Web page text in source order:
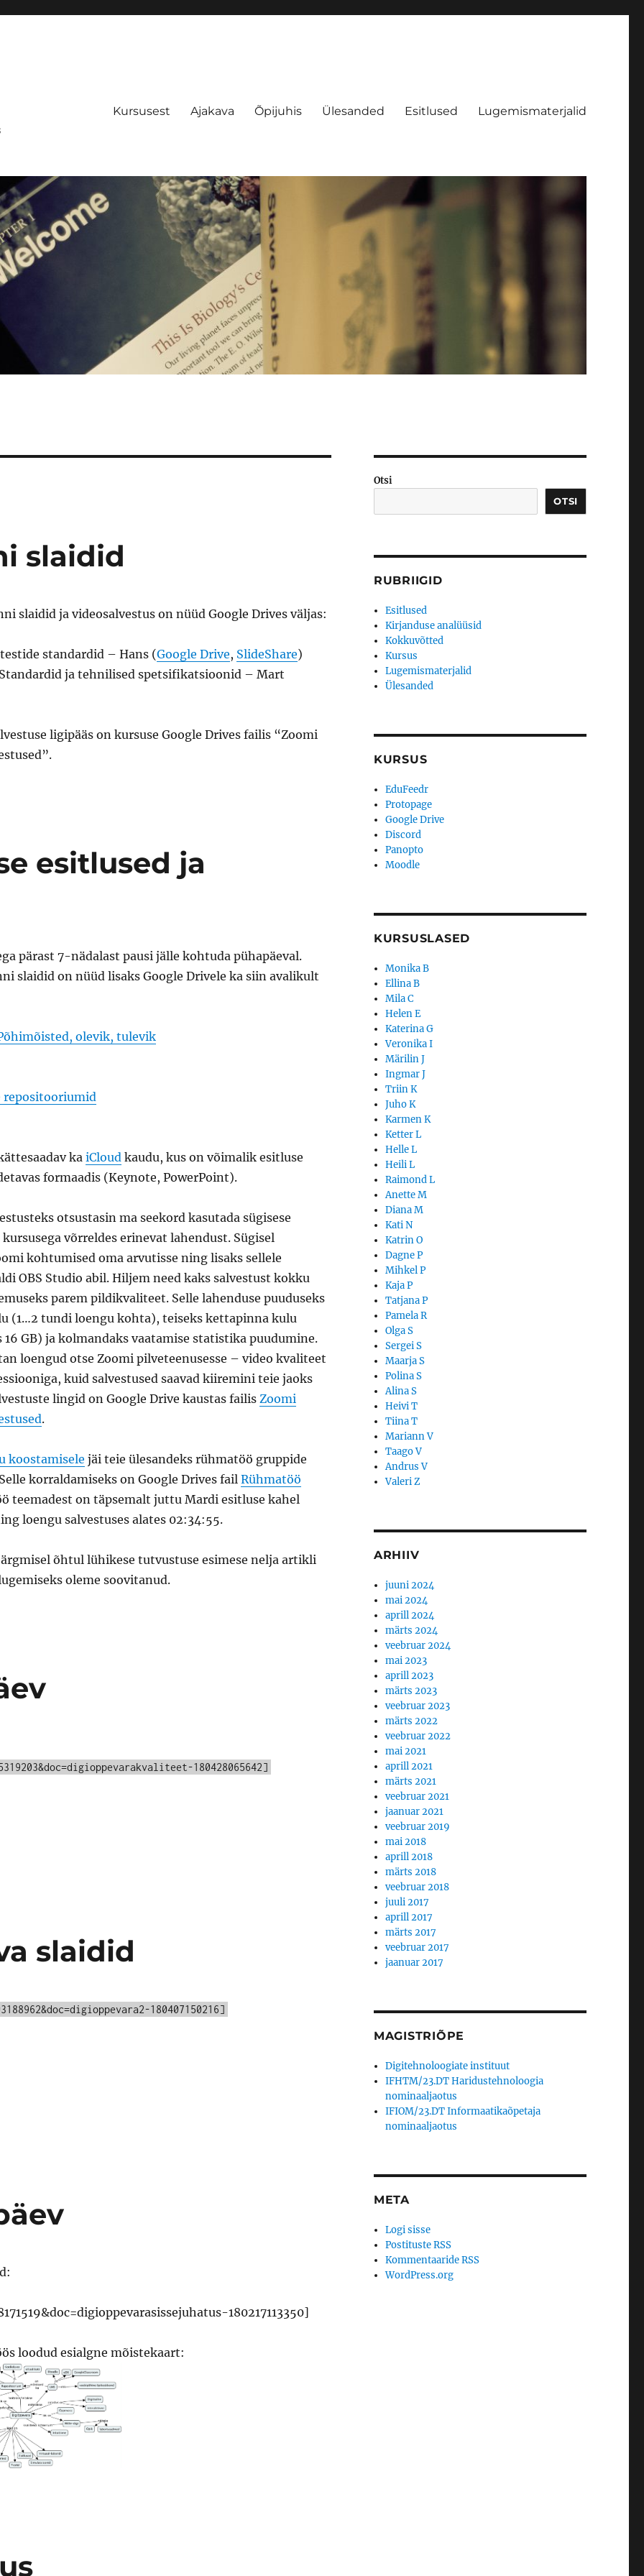
Kursusest Ajakava Õpijuhis Ülesanded Esitlused Lugemismaterjalid
slaidid
slaidid ja videosalvestus on nüüd Google Drives väljas:
standardid – Hans (Google Drive, SlideShare)
ja tehnilised spetsifikatsioonid – Mart
ligipääs on kursuse Google Drives failis “Zoomi
esitlused ja
pärast 7-nädalast pausi jälle kohtuda pühapäeval.
slaidid on nüüd lisaks Google Drivele ka siin avalikult
olevik, tulevik
repositooriumid
kaiCloudkaudu, kus on võimalik esitluse
formaadis (Keynote, PowerPoint).
otsustasin ma seekord kasutada sügisese
võrreldes erinevat lahendust. Sügisel
kohtumised oma arvutisse ning lisaks sellele
OBS Studio abil. Hiljem need kaks salvestust kokku
parem pildikvaliteet. Selle lahenduse puuduseks
(1…2 tundi loengu kohta), teiseks kettapinna kulu
16 GB) ja kolmandaks vaatamise statistika puudumine.
loengud otse Zoomi pilveteenusesse – video kvaliteet
kuid salvestused saavad kiiremini teie jaoks
lingid on Google Drive kaustas failis Zoomi
.
koostamisele jäi teie ülesandeks rühmatöö gruppide
korraldamiseks on Google Drives fail Rühmatöö
teemadest on täpsemalt juttu Mardi esitluse kahel
loengu salvestuses alates 02:34:55.
õhtul lühikese tutvustuse esimese nelja artikli
oleme soovitanud.
180428065642]
slaidid
180407150216]
180217113350]
loodud esialgne mõistekaart:
Otsi
OTSI
RUBRIIGID
Esitlused
Kirjanduse analüüsid
Kokkuvõtted
Kursus
Lugemismaterjalid
Ülesanded
KURSUS
EduFeedr
Protopage
Google Drive
Discord
Panopto
Moodle
KURSUSLASED
Monika B
Ellina B
Mila C
Helen E
Katerina G
Veronika I
Märilin J
Ingmar J
Triin K
Juho K
Karmen K
Ketter L
Helle L
Heili L
Raimond L
Anette M
Diana M
Kati N
Katrin O
Dagne P
Mihkel P
Kaja P
Tatjana P
Pamela R
Olga S
Sergei S
Maarja S
Polina S
Alina S
Heivi T
Tiina T
Mariann V
Taago V
Andrus V
Valeri Z
ARHIIV
juuni 2024
mai 2024
aprill 2024
märts 2024
veebruar 2024
mai 2023
aprill 2023
märts 2023
veebruar 2023
märts 2022
veebruar 2022
mai 2021
aprill 2021
märts 2021
veebruar 2021
jaanuar 2021
veebruar 2019
mai 2018
aprill 2018
märts 2018
veebruar 2018
juuli 2017
aprill 2017
märts 2017
veebruar 2017
jaanuar 2017
MAGISTRIÕPE
Digitehnoloogiate instituut
IFHTM/23.DT Haridustehnoloogia
nominaaljaotus
IFIOM/23.DT Informaatikaõpetaja
nominaaljaotus
META
Logi sisse
Postituste RSS
Kommentaaride RSS
WordPress.org